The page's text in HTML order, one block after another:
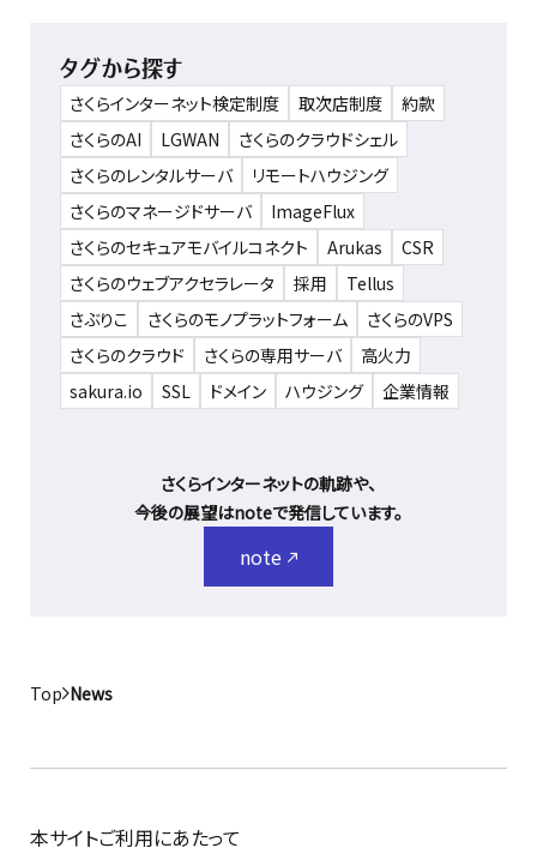
タグから探す
さくらインターネット検定制度 取次店制度
約款
さくらのAI
LGWAN
さくらのクラウドシェル
さくらのレンタルサーバ
リモートハウジング
さくらのマネージドサーバ
ImageFlux
さくらのセキュアモバイルコネクト
Arukas
CSR
さくらのウェブアクセラレータ
採用
Tellus
さぶりこ
さくらのモノプラットフォーム
さくらのVPS
さくらのクラウド
さくらの専用サーバ
高火力
sakura.io
SSL ドメイン ハウジング 企業情報
さくらインターネットの軌跡や、
今後の展望はnoteで発信しています。
note
Top News
本サイトご利用にあたって